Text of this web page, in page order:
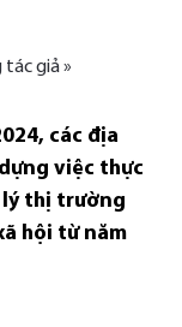
tác giả »
các địa
việc thực
lý thị trường
hội từ năm